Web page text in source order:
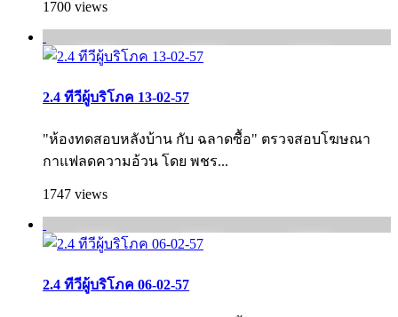
1700 views
2.4 ทีวีผู้บริโภค 13-02-57
"ห้องทดสอบหลังบ้าน กับ ฉลาดซื้อ" ตรวจสอบโฆษณา
กาแฟลดความอ้วน โดย พชร...
1747 views
2.4 ทีวีผู้บริโภค 06-02-57